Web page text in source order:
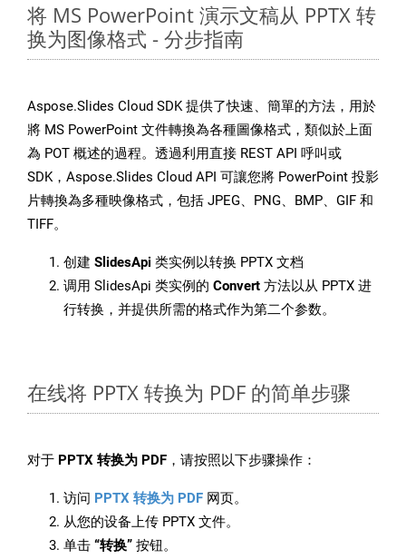
将 MS PowerPoint 演示文稿从 PPTX 转
换为图像格式 - 分步指南
Aspose.Slides Cloud SDK 提供了快速、簡單的方法，用於
將 MS PowerPoint 文件轉換為各種圖像格式，類似於上面
為 POT 概述的過程。透過利用直接 REST API 呼叫或
SDK，Aspose.Slides Cloud API 可讓您將 PowerPoint 投影
片轉換為多種映像格式，包括 JPEG、PNG、BMP、GIF 和
TIFF。
创建 SlidesApi 类实例以转换 PPTX 文档
调用 SlidesApi 类实例的 Convert 方法以从 PPTX 进
行转换，并提供所需的格式作为第二个参数。
在线将 PPTX 转换为 PDF 的简单步骤
对于 PPTX 转换为 PDF ，请按照以下步骤操作：
访问 PPTX 转换为 PDF 网页。
从您的设备上传 PPTX 文件。
单击 “转换” 按钮。